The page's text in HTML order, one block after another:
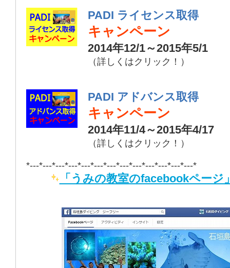
PADI ライセンス取得
キャンペーン
2014年12/1～2015年5/1
（詳しくはクリック！）
PADI アドバンス取得
キャンペーン
2014年11/4～2015年4/17
（詳しくはクリック！）
*---*---*---*---*---*---*---*---*---*---*---*---*---*
「うみの教室のfacebookページ